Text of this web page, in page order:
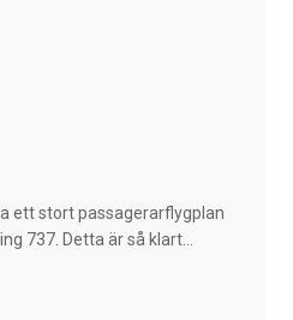
ett stort passagerarflygplan
737. Detta är så klart...